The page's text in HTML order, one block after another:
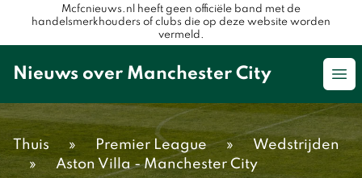
Mcfcnieuws.nl heeft geen officiële band met de
handelsmerkhouders of clubs die op deze website worden
vermeld.
Nieuws over Manchester City
Thuis » Premier League »
Wedstrijden
»
Aston Villa - Manchester City